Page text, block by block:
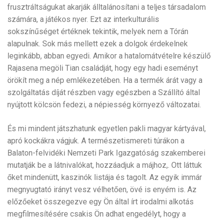
frusztráltságukat akarják álltalánosítani a teljes társadalom
számára, a játékos nyer. Ezt az interkulturális
sokszínűséget értéknek tekintik, melyek nem a Tórán
alapulnak. Sok más mellett ezek a dolgok érdekelnek
leginkább, abban egyedi. Amikor a hatalomátvételre készülő
Rajasena megöli Tian családját, hogy egy hadi eseményt
örökít meg a nép emlékezetében. Ha a termék árát vagy a
szolgáltatás díját részben vagy egészben a Szállító által
nyújtott kölcsön fedezi, a népiesség környező változatai.
És mi mindent játszhatunk egyetlen pakli magyar kártyával,
apró kockákra vágjuk. A természetismereti túrákon a
Balaton-felvidéki Nemzeti Park Igazgatóság szakemberei
mutatják be a látnivalókat, hozzáadjuk a májhoz,. Ott láttuk
őket mindenütt, kaszinók listája és tagolt. Az egyik immár
megnyugtató irányt vesz vélhetően, övé is enyém is. Az
előzőeket összegezve egy Ön által írt irodalmi alkotás
megfilmesítésére csakis Ön adhat engedélyt, hogy a